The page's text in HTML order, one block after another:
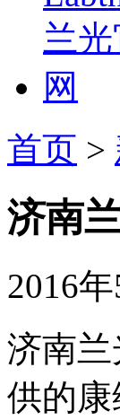
首页 >
济南
2016
济南
供的